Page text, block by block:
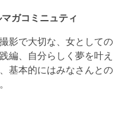
ガコミニュティ
影で大切な、女としての
編、自分らしく夢を叶え
基本的にはみなさんとの